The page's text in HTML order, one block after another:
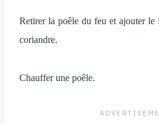
Retirer la poêle du feu et ajouter le
coriandre.
Chauffer une poêle.